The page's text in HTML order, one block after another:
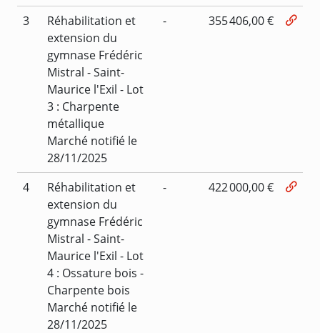
3
Réhabilitation et
extension du
gymnase Frédéric
Mistral - Saint-
Maurice l'Exil - Lot
3 : Charpente
métallique
Marché notifié le
28/11/2025
- 355 406,00 €
4
Réhabilitation et
extension du
gymnase Frédéric
Mistral - Saint-
Maurice l'Exil - Lot
4 : Ossature bois -
Charpente bois
Marché notifié le
28/11/2025
- 422 000,00 €